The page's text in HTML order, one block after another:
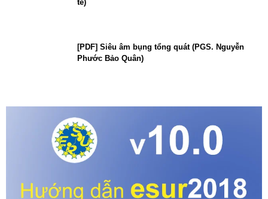
tế)
[PDF] Siêu âm bụng tổng quát (PGS. Nguyễn
Phước Bảo Quân)